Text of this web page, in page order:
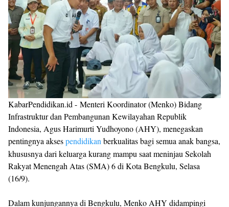
KabarPendidikan.id - Menteri Koordinator (Menko) Bidang
Infrastruktur dan Pembangunan Kewilayahan Republik
Indonesia, Agus Harimurti Yudhoyono (AHY), menegaskan
pentingnya aksespendidikan berkualitas bagi semua anak bangsa,
khususnya dari keluarga kurang mampu saat meninjau Sekolah
Rakyat Menengah Atas (SMA) 6 di Kota Bengkulu, Selasa
(16/9).
Dalam kunjungannya di Bengkulu, Menko AHY didampingi